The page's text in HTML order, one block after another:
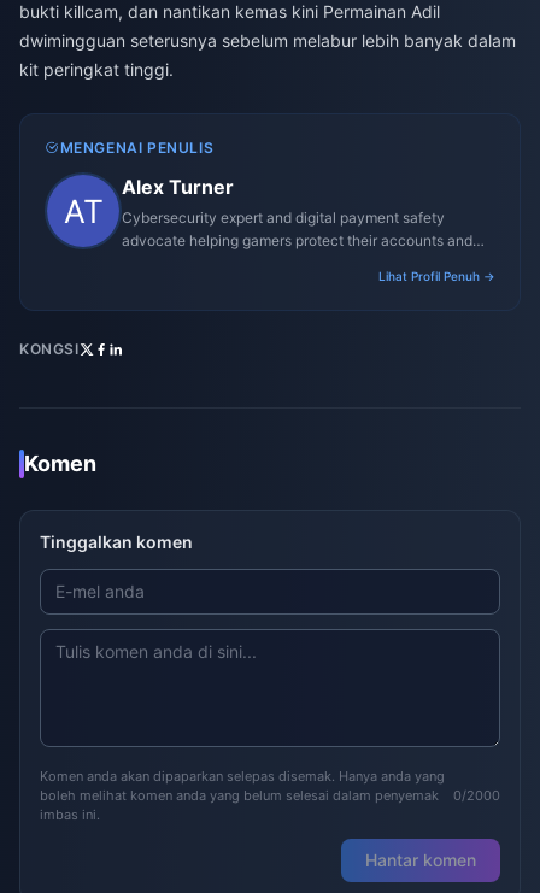
bukti killcam, dan nantikan kemas kini Permainan Adil
dwimingguan seterusnya sebelum melabur lebih banyak dalam
kit peringkat tinggi.
MENGENAI PENULIS
Alex Turner
Cybersecurity expert and digital payment safety
advocate helping gamers protect their accounts and
Lihat Profil Penuh →
KONGSI
Komen
Tinggalkan komen
Komen anda akan dipaparkan selepas disemak. Hanya anda yang
boleh melihat komen anda yang belum selesai dalam penyemak
imbas ini.
0/2000
Hantar komen